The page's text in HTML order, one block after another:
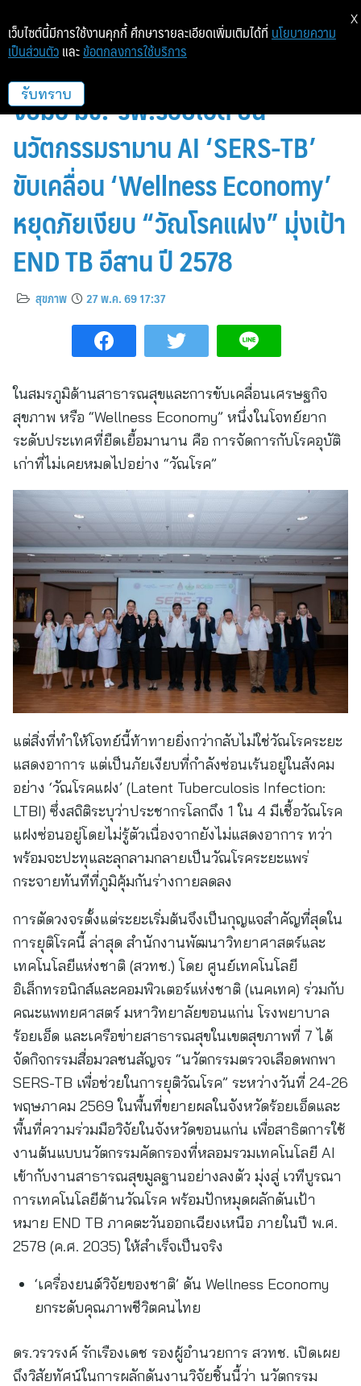
พลิกโฉมสาธารณสุขไทย ! สวทช.
จับมือ มข.-รพ.ร้อยเอ็ด ปั้น
นวัตกรรมรามาน AI ‘SERS-TB’
ขับเคลื่อน ‘Wellness Economy’
หยุดภัยเงียบ “วัณโรคแฝง” มุ่งเป้า
END TB อีสาน ปี 2578
สุขภาพ 27 พ.ค. 69 17:37
ในสมรภูมิด้านสาธารณสุขและการขับเคลื่อนเศรษฐกิจ
สุขภาพ หรือ “Wellness Economy” หนึ่งในโจทย์ยาก
ระดับประเทศที่ยืดเยื้อมานาน คือ การจัดการกับโรคอุบัติ
เก่าที่ไม่เคยหมดไปอย่าง “วัณโรค”
แต่สิ่งที่ทำให้โจทย์นี้ท้าทายยิ่งกว่ากลับไม่ใช่วัณโรคระยะ
แสดงอาการ แต่เป็นภัยเงียบที่กำลังซ่อนเร้นอยู่ในสังคม
อย่าง ‘วัณโรคแฝง’ (Latent Tuberculosis Infection:
LTBI) ซึ่งสถิติระบุว่าประชากรโลกถึง 1 ใน 4 มีเชื้อวัณโรค
แฝงซ่อนอยู่โดยไม่รู้ตัวเนื่องจากยังไม่แสดงอาการ ทว่า
พร้อมจะปะทุและลุกลามกลายเป็นวัณโรคระยะแพร่
กระจายทันทีที่ภูมิคุ้มกันร่างกายลดลง
การตัดวงจรตั้งแต่ระยะเริ่มต้นจึงเป็นกุญแจสำคัญที่สุดใน
การยุติโรคนี้ ล่าสุด สำนักงานพัฒนาวิทยาศาสตร์และ
เทคโนโลยีแห่งชาติ (สวทช.) โดย ศูนย์เทคโนโลยี
อิเล็กทรอนิกส์และคอมพิวเตอร์แห่งชาติ (เนคเทค) ร่วมกับ
คณะแพทยศาสตร์ มหาวิทยาลัยขอนแก่น โรงพยาบาล
ร้อยเอ็ด และเครือข่ายสาธารณสุขในเขตสุขภาพที่ 7 ได้
จัดกิจกรรมสื่อมวลชนสัญจร “นวัตกรรมตรวจเลือดพกพา
SERS-TB เพื่อช่วยในการยุติวัณโรค” ระหว่างวันที่ 24-26
พฤษภาคม 2569 ในพื้นที่ขยายผลในจังหวัดร้อยเอ็ดและ
พื้นที่ความร่วมมือวิจัยในจังหวัดขอนแก่น เพื่อสาธิตการใช้
งานต้นแบบนวัตกรรมคัดกรองที่หลอมรวมเทคโนโลยี AI
เข้ากับงานสาธารณสุขมูลฐานอย่างลงตัว มุ่งสู่ เวทีบูรณา
การเทคโนโลยีต้านวัณโรค พร้อมปักหมุดผลักดันเป้า
หมาย END TB ภาคตะวันออกเฉียงเหนือ ภายในปี พ.ศ.
2578 (ค.ศ. 2035) ให้สำเร็จเป็นจริง
‘เครื่องยนต์วิจัยของชาติ’ ดัน Wellness Economy
ยกระดับคุณภาพชีวิตคนไทย
ดร.วรวรงค์ รักเรืองเดช รองผู้อำนวยการ สวทช. เปิดเผย
ถึงวิสัยทัศน์ในการผลักดันงานวิจัยชิ้นนี้ว่า นวัตกรรม
เว็บไซต์นี้มีการใช้งานคุกกี้ ศึกษารายละเอียดเพิ่มเติมได้ที่ นโยบายความ
เป็นส่วนตัว และ ข้อตกลงการใช้บริการ
รับทราบ
X